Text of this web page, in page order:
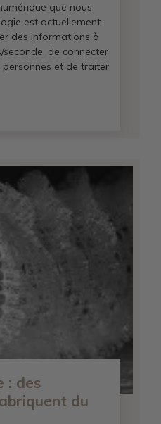
que nous
est actuellement
des informations à
de connecter
et de traiter
: des
du